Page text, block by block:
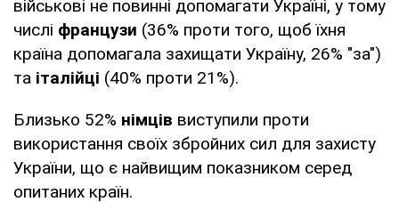
військові не повинні допомагати Україні, у тому
числі французи (36% проти того, щоб їхня
країна допомагала захищати Україну, 26% "за")
та італійці (40% проти 21%).
Близько 52% німців виступили проти
використання своїх збройних сил для захисту
України, що є найвищим показником серед
опитаних країн.